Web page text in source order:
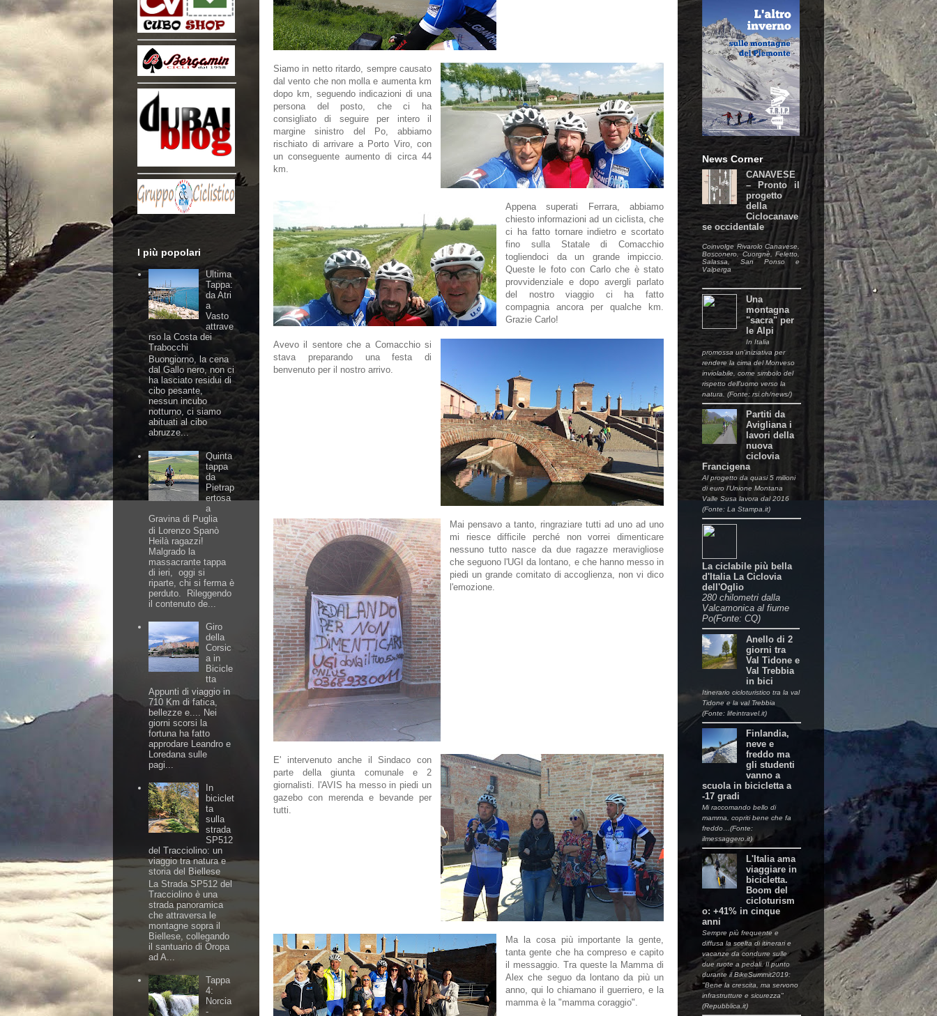
Siamo in netto ritardo, sempre causato
dal vento che non molla e aumenta km
dopo km, seguendo indicazioni di una
persona del posto, che ci ha
consigliato di seguire per intero il
margine sinistro del Po, abbiamo
rischiato di arrivare a Porto Viro, con
un conseguente aumento di circa 44
km.
Appena superati Ferrara, abbiamo
chiesto informazioni ad un ciclista, che
ci ha fatto tornare indietro e scortato
fino sulla Statale di Comacchio
togliendoci da un grande impiccio.
Queste le foto con Carlo che è stato
provvidenziale e dopo avergli parlato
del nostro viaggio ci ha fatto
compagnia ancora per qualche km.
Grazie Carlo!
Avevo il sentore che a Comacchio si
stava preparando una festa di
benvenuto per il nostro arrivo.
Mai pensavo a tanto, ringraziare tutti ad uno ad uno
mi riesce difficile perché non vorrei dimenticare
nessuno tutto nasce da due ragazze meravigliose
che seguono l'UGI da lontano, e che hanno messo in
piedi un grande comitato di accoglienza, non vi dico
l'emozione.
E' intervenuto anche il Sindaco con
parte della giunta comunale e 2
giornalisti. l'AVIS ha messo in piedi un
gazebo con merenda e bevande per
tutti.
Ma la cosa più importante la gente,
tanta gente che ha compreso e capito
il messaggio. Tra queste la Mamma di
Alex che seguo da lontano da più un
anno, qui lo chiamano il guerriero, e la
mamma è la "mamma coraggio".
I più popolari
Ultima
Tappa:
da Atri
a
Vasto
attrave
rso la Costa dei
Trabocchi
Buongiorno, la cena
dal Gallo nero, non ci
ha lasciato residui di
cibo pesante,
nessun incubo
notturno, ci siamo
abituati al cibo
abruzze...
Quinta
tappa
da
Pietrap
ertosa
a
Gravina di Puglia
di Lorenzo Spanò
Heilà ragazzi!
Malgrado la
massacrante tappa
di ieri, oggi si
riparte, chi si ferma è
perduto. Rileggendo
il contenuto de...
Giro
della
Corsic
a in
Bicicle
tta
Appunti di viaggio in
710 Km di fatica,
bellezze e.... Nei
giorni scorsi la
fortuna ha fatto
approdare Leandro e
Loredana sulle
pagi...
In
biciclet
ta
sulla
strada
SP512
del Tracciolino: un
viaggio tra natura e
storia del Biellese
La Strada SP512 del
Tracciolino è una
strada panoramica
che attraversa le
montagne sopra il
Biellese, collegando
il santuario di Oropa
ad A...
Tappa
4:
Norcia
-
News Corner
CANAVESE
– Pronto il
progetto
della
Ciclocanave
se occidentale
Coinvolge Rivarolo Canavese,
Bosconero, Cuorgnè, Feletto,
Salassa, San Ponso e
Valperga
Una
montagna
"sacra" per
le Alpi
In Italia
promossa un'iniziativa per
rendere la cima del Monveso
inviolabile, come simbolo del
rispetto dell'uomo verso la
natura. (Fonte: rsi.ch/news/)
Partiti da
Avigliana i
lavori della
nuova
ciclovia
Francigena
Al progetto da quasi 5 milioni
di euro l’Unione Montana
Valle Susa lavora dal 2016
(Fonte: La Stampa.it)
La ciclabile più bella
d'Italia La Ciclovia
dell'Oglio
280 chilometri dalla
Valcamonica al fiume
Po(Fonte: CQ)
Anello di 2
giorni tra
Val Tidone e
Val Trebbia
in bici
Itinerario cicloturistico tra la val
Tidone e la val Trebbia
(Fonte: lifeintravel.it)
Finlandia,
neve e
freddo ma
gli studenti
vanno a
scuola in bicicletta a
-17 gradi
Mi raccomando bello di
mamma, copriti bene che fa
freddo…(Fonte:
ilmessaggero.it)
L'Italia ama
viaggiare in
bicicletta.
Boom del
cicloturism
o: +41% in cinque
anni
Sempre più frequente e
diffusa la scelta di itinerari e
vacanze da condurre sulle
due ruote a pedali. Il punto
durante il BikeSummit2019:
"Bene la crescita, ma servono
infrastrutture e sicurezza"
(Repubblica.it)